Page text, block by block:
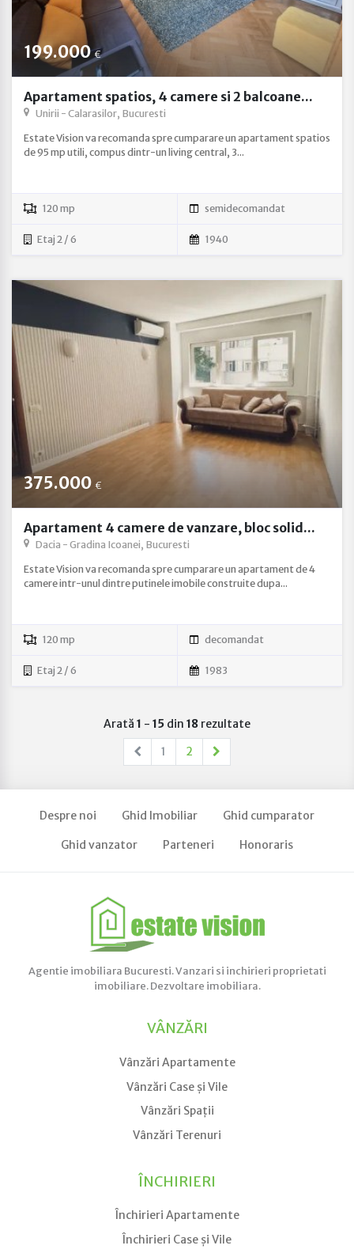
199.000€
Apartament spatios, 4 camere si 2 balcoane...
Unirii - Calarasilor, Bucuresti
Estate Vision va recomanda spre cumparare un apartament spatios
de 95 mp utili, compus dintr-un living central, 3...
120 mp semidecomandat
Etaj 2 / 6 1940
375.000 €
Apartament 4 camere de vanzare, bloc solid...
Dacia - Gradina Icoanei, Bucuresti
Estate Vision va recomanda spre cumparare un apartament de 4
camere intr-unul dintre putinele imobile construite dupa...
120 mp decomandat
Etaj 2 / 6 1983
Arată 1 - 15 din 18 rezultate
1
2
Despre noi Ghid Imobiliar Ghid cumparator
Ghid vanzator Parteneri Honoraris
Agentie imobiliara Bucuresti. Vanzari si inchirieri proprietati
imobiliare. Dezvoltare imobiliara.
VÂNZĂRI
Vânzări Apartamente
Vânzări Case și Vile
Vânzări Spații
Vânzări Terenuri
ÎNCHIRIERI
Închirieri Apartamente
Închirieri Case și Vile